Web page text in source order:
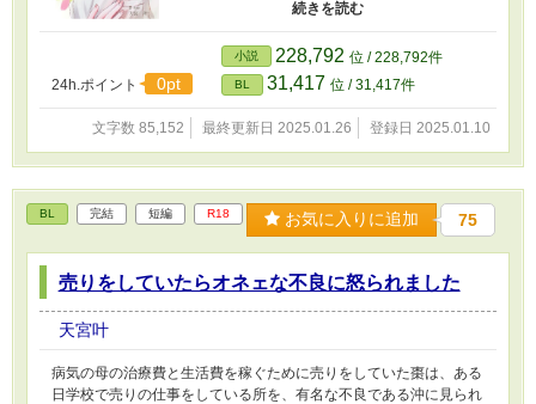
美しさに目を奪われてしまう。 その美しさとは
うちに、ブランは段々とサイラスへ惹かれてい
くが── 過去のトラウマから人間を恐れ肖像画を
描くことのできない画家と、過去に囚われて自
身を嫌悪している遊び人王子が出会い、愛を知
り、未来へと羽ばたくために藻掻く、切なくも
応援したくなるＤｏｍＳｕｂストーリをお楽し
さい。 ※独自設定強めでお送りいたします。
24h.ポイント 0pt
小説 228,792 位 / 228,792件
BL 31,417 位 / 31,417件
文字数 85,152 最終更新日 2025.01.26 登録日 2025.01.10
BL 完結 短編 R18 お気に入りに追加 75
売りをしていたらオネェな不良に怒られました
天宮叶
病気の母の治療費と生活費を稼ぐために売りをしていた棗は、ある
日学校で売りの仕事をしている所を、有名な不良である沖に見られ